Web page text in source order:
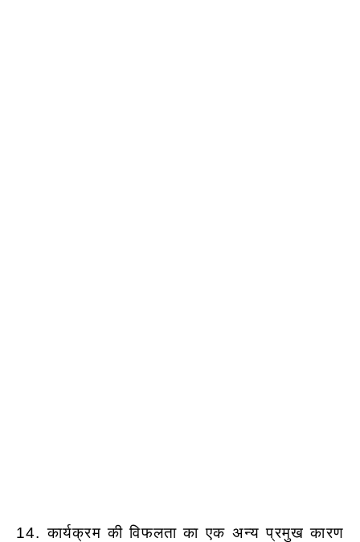
14. कार्यक्रम की विफलता का एक अन्य प्रमुख कारण